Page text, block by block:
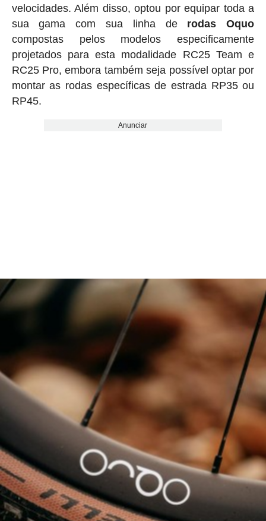
velocidades. Além disso, optou por equipar toda a
sua gama com sua linha de rodas Oquo
compostas pelos modelos especificamente
projetados para esta modalidade RC25 Team e
RC25 Pro, embora também seja possível optar por
montar as rodas específicas de estrada RP35 ou
RP45.
Anunciar